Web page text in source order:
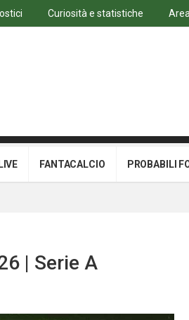
Curiosità e statistiche
FANTACALCIO PROBABILI
| Serie A